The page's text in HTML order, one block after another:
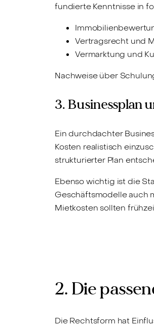
fundierte Kenntnisse in
Vertragsrecht und
Vermarktung und
Nachweise über
3. Businessplan
Ein durchdachter
Kosten realistisch
strukturierter Plan
Ebenso wichtig ist die
Geschäftsmodelle auch
Mietkosten sollten
2. Die
Die Rechtsform hat